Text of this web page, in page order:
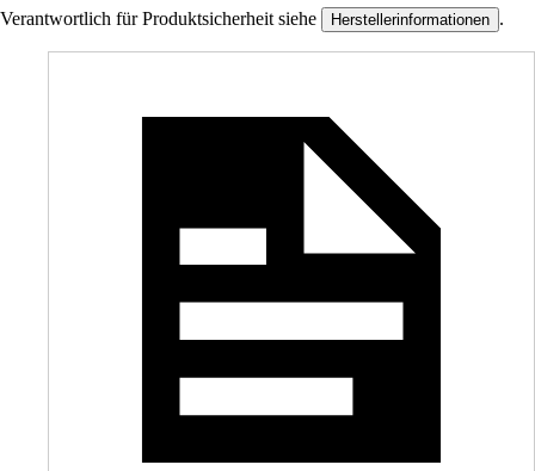
Verantwortlich für Produktsicherheit siehe Herstellerinformationen .